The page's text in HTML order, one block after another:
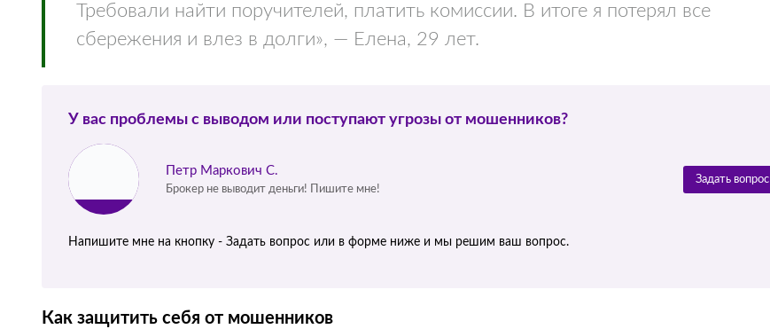
Требовали найти поручителей, платить комиссии. В итоге я потерял все
сбережения и влез в долги», — Елена, 29 лет.
У вас проблемы с выводом или поступают угрозы от мошенников?
Петр Маркович С.
Брокер не выводит деньги! Пишите мне!
Задать вопрос
Напишите мне на кнопку - Задать вопрос или в форме ниже и мы решим ваш вопрос.
Как защитить себя от мошенников